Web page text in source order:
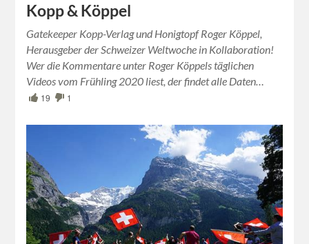
Kopp & Köppel
Gatekeeper Kopp-Verlag und Honigtopf Roger Köppel,
Herausgeber der Schweizer Weltwoche in Kollaboration!
Wer die Kommentare unter Roger Köppels täglichen
Videos vom Frühling 2020 liest, der findet alle Daten…
19 1